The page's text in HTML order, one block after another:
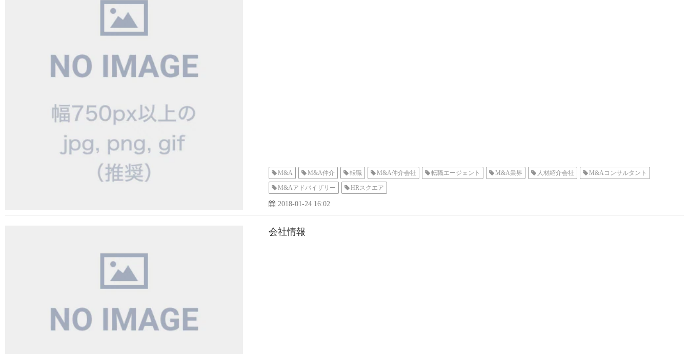
M&A M&A仲介 転職 M&A仲介会社 転職エージェント M&A業界 人材紹介会社 M&Aコンサルタント
M&Aアドバイザリー HRスクエア
2018-01-24 16:02
会社情報